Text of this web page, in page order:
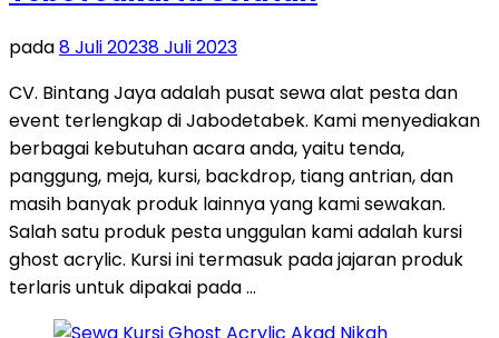
pada8 Juli 20238 Juli 2023
CV. Bintang Jaya adalah pusat sewa alat pesta dan
event terlengkap di Jabodetabek. Kami menyediakan
berbagai kebutuhan acara anda, yaitu tenda,
panggung, meja, kursi, backdrop, tiang antrian, dan
masih banyak produk lainnya yang kami sewakan.
Salah satu produk pesta unggulan kami adalah kursi
ghost acrylic. Kursi ini termasuk pada jajaran produk
terlaris untuk dipakai pada …